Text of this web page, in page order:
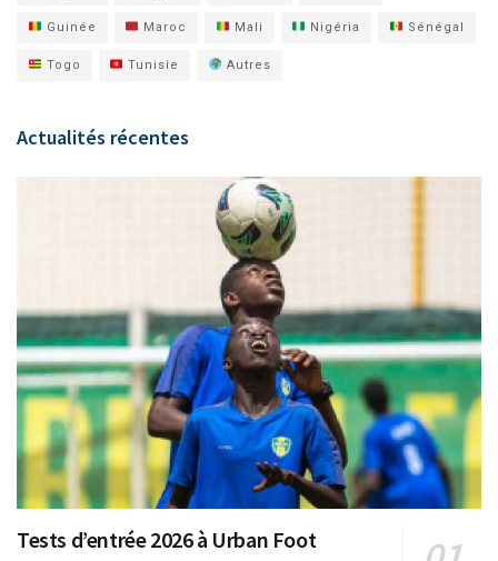
Guinée Maroc Mali Nigéria Sénégal
Togo Tunisie Autres
Actualités récentes
Tests d’entrée 2026 à Urban Foot